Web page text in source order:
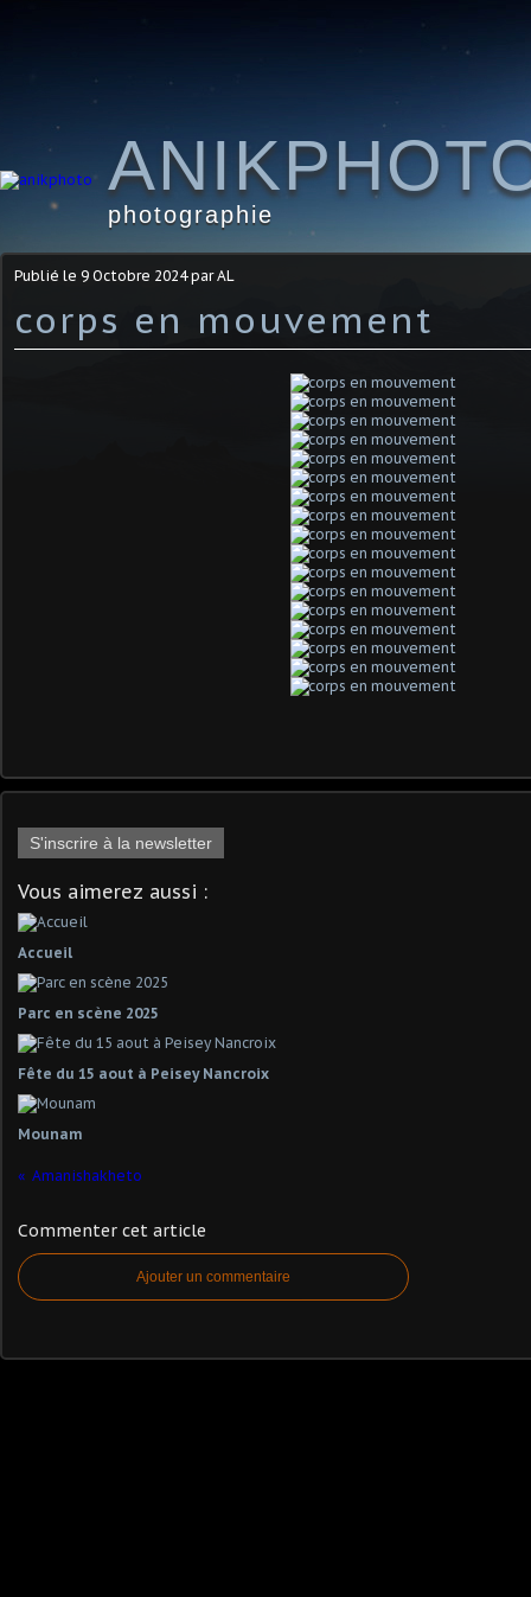
photographie
Publié le 9 Octobre 2024par AL
corps en mouvement
S'inscrire à la newsletter
Vous aimerez aussi :
Accueil
Parc en scène 2025
Fête du 15 aout à Peisey Nancroix
Mounam
Amanishakheto
Commenter cet article
Ajouter un commentaire